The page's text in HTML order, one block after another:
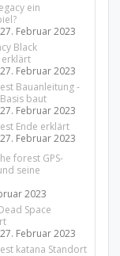
ein
27. Februar 2023
Black
27. Februar 2023
Bauanleitung -
baut
27. Februar 2023
Ende erklärt
27. Februar 2023
forest GPS-
seine
2023
Space
27. Februar 2023
katana Standort